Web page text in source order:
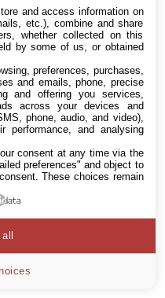
devenue un standard
Nous l’utilisons pour
modulaires et sa
son label 80
de manière précise
and access information on
etc.), combine and share
whether collected on this
by some of us, or obtained
preferences, purchases,
and emails, phone, precise
and offering you services,
across your devices and
phone, audio, and video),
performance, and analysing
consent at any time via the
preferences" and object to
These choices remain